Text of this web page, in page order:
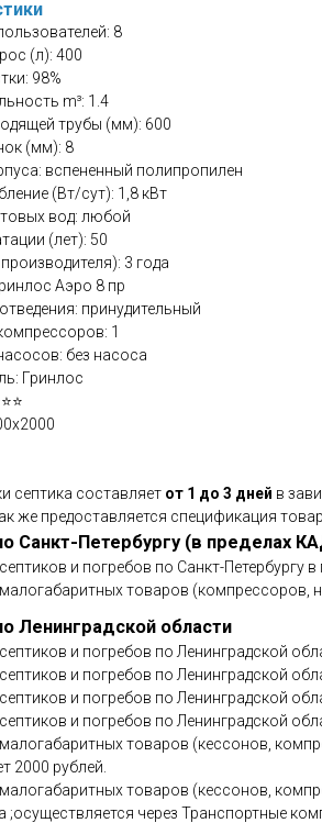
8
(л): 400
98%
m³: 1.4
трубы (мм): 600
(мм): 8
вспененный полипропилен
(Вт/сут): 1,8 кВт
вод: любой
(лет): 50
3 года
Аэро 8 пр
принудительный
1
без насоса
Гринлос
септика составляет от 1 до 3 дней в
же предоставляется спецификация
Санкт-Петербургу (в пределах
и погребов по Санкт-Петербургу
товаров (компрессоров,
Ленинградской области
и погребов по Ленинградской
и погребов по Ленинградской
и погребов по Ленинградской
и погребов по Ленинградской
товаров (кессонов,
2000 рублей.
товаров (кессонов,
;осуществляется через Транспортные